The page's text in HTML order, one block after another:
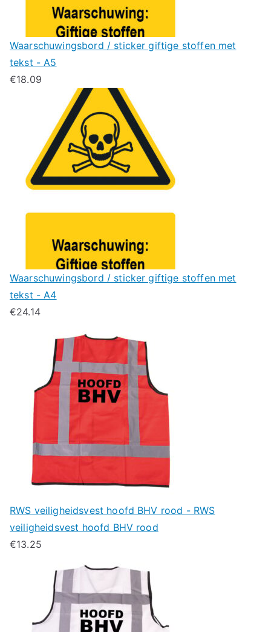
Waarschuwingsbord / sticker giftige stoffen met
tekst - A5
€18.09
Waarschuwingsbord / sticker giftige stoffen met
tekst - A4
€24.14
RWS veiligheidsvest hoofd BHV rood - RWS
veiligheidsvest hoofd BHV rood
€13.25